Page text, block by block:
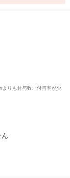
よりも付与数、付与率が少